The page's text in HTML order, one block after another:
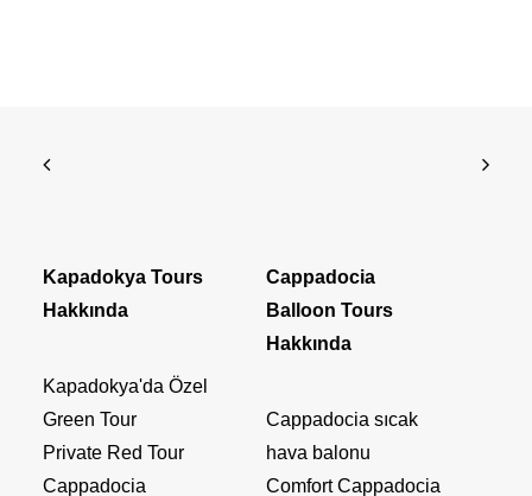
Kapadokya Tours
Hakkında
Kapadokya'da Özel
Green Tour
Private Red Tour
Cappadocia
Cappadocia
Balloon Tours
Hakkında
Cappadocia sıcak
hava balonu
Comfort Cappadocia